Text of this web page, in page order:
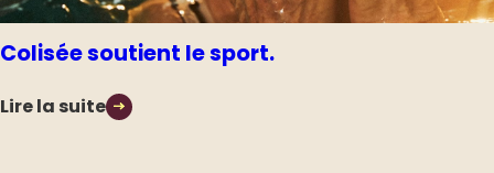
Colisée soutient le sport.
Lire la suite